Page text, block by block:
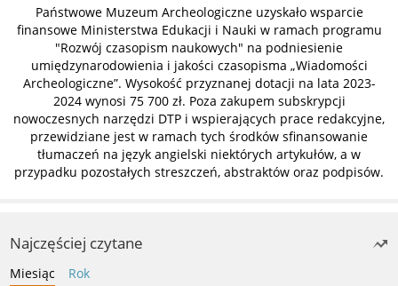
Państwowe Muzeum Archeologiczne uzyskało wsparcie
finansowe Ministerstwa Edukacji i Nauki w ramach programu
"Rozwój czasopism naukowych" na podniesienie
umiędzynarodowienia i jakości czasopisma „Wiadomości
Archeologiczne”. Wysokość przyznanej dotacji na lata 2023-
2024 wynosi 75 700 zł. Poza zakupem subskrypcji
nowoczesnych narzędzi DTP i wspierających prace redakcyjne,
przewidziane jest w ramach tych środków sfinansowanie
tłumaczeń na język angielski niektórych artykułów, a w
przypadku pozostałych streszczeń, abstraktów oraz podpisów.
Najczęściej czytane
Miesiąc
Rok